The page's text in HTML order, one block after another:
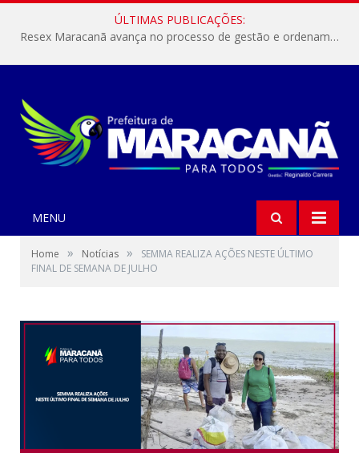
ÚLTIMAS PUBLICAÇÕES:
Resex Maracanã avança no processo de gestão e ordenamento do turismo em nossas áreas protegidas.
MENU
Home » Notícias »
SEMMA REALIZA AÇÕES NESTE ÚLTIMO
FINAL DE SEMANA DE JULHO